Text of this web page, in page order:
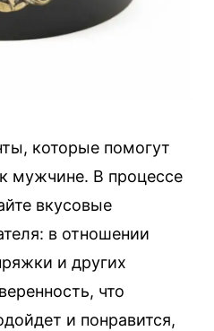
которые помогут
мужчине. В процессе
вкусовые
в отношении
и других
что
и понравится,